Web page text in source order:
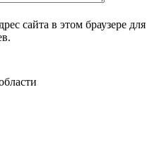
сайта в этом браузере для